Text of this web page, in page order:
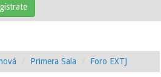
Primera Sala Foro EXTJ